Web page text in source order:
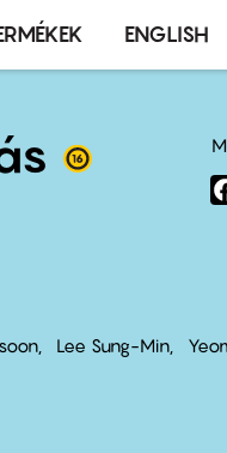
ENGLISH
Lee Sung-Min